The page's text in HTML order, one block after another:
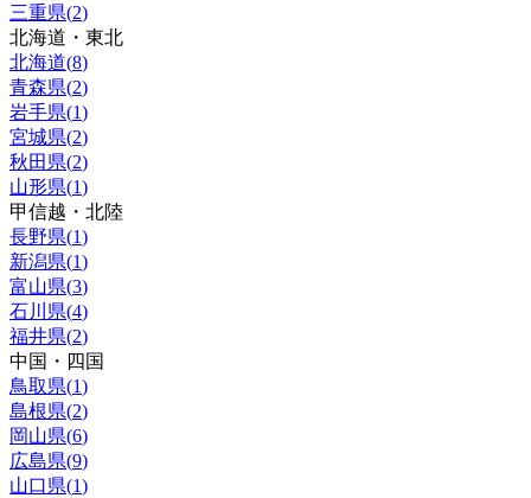
三重県(2)
北海道・東北
北海道(8)
青森県(2)
岩手県(1)
宮城県(2)
秋田県(2)
山形県(1)
甲信越・北陸
長野県(1)
新潟県(1)
富山県(3)
石川県(4)
福井県(2)
中国・四国
鳥取県(1)
島根県(2)
岡山県(6)
広島県(9)
山口県(1)